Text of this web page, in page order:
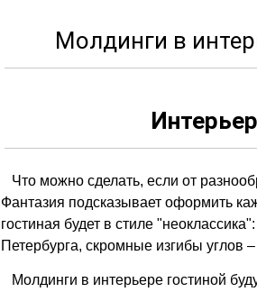
Молдинги в
Что можно сделать, если от
Фантазия подсказывает оформить
гостиная будет в стиле
Петербурга, скромные изгибы углов
Молдинги в интерьере гостиной